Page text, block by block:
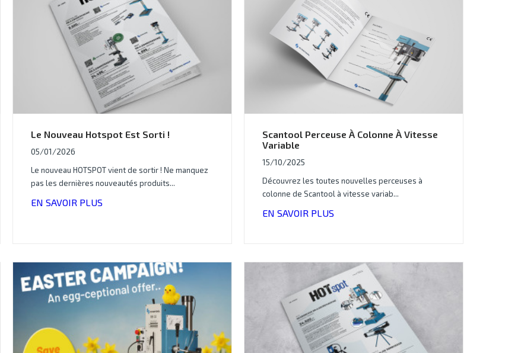
Le Nouveau Hotspot Est Sorti !
05/01/2026
Le nouveau HOTSPOT vient de sortir ! Ne manquez
pas les dernières nouveautés produits...
EN SAVOIR PLUS
Scantool Perceuse À Colonne À Vitesse
Variable
15/10/2025
Découvrez les toutes nouvelles perceuses à
colonne de Scantool à vitesse variab...
EN SAVOIR PLUS